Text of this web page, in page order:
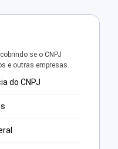
se o CNPJ
e outras empresas.
do CNPJ